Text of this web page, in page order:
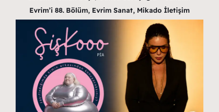
Evrim’i 88. Bölüm, Evrim Sanat, Mikado İletişim